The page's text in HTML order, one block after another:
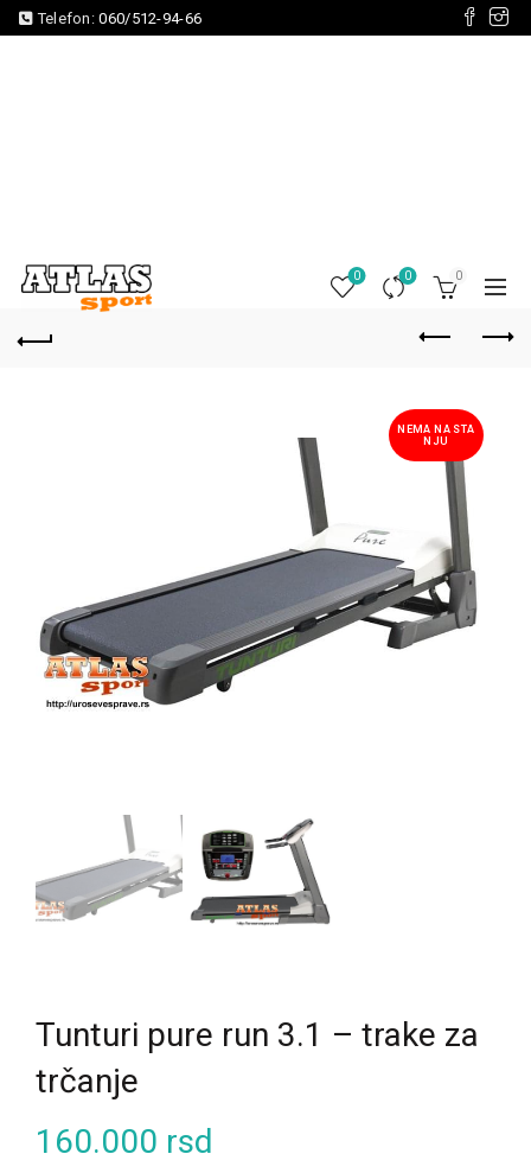
Telefon:060/512-94-66
0 0 0
NEMA NA STA
NJU
Tunturi pure run 3.1 – trake za
trčanje
160.000 rsd